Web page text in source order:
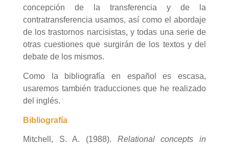
concepción de la transferencia y de la
contratransferencia usamos, así como el abordaje
de los trastornos narcisistas, y todas una serie de
otras cuestiones que surgirán de los textos y del
debate de los mismos.
Como la bibliografía en español es escasa,
usaremos también traducciones que he realizado
del inglés.
Bibliografía
Mitchell, S. A. (1988). Relational concepts in